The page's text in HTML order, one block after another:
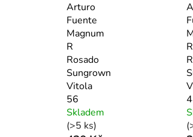
Arturo
Fuente
Magnum
R
Rosado
Sungrown
Vitola
56
Skladem
(>5 ks)
R